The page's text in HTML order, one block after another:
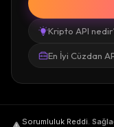
Kripto API
En İyi Cüzdan
Sorumluluk Reddi.